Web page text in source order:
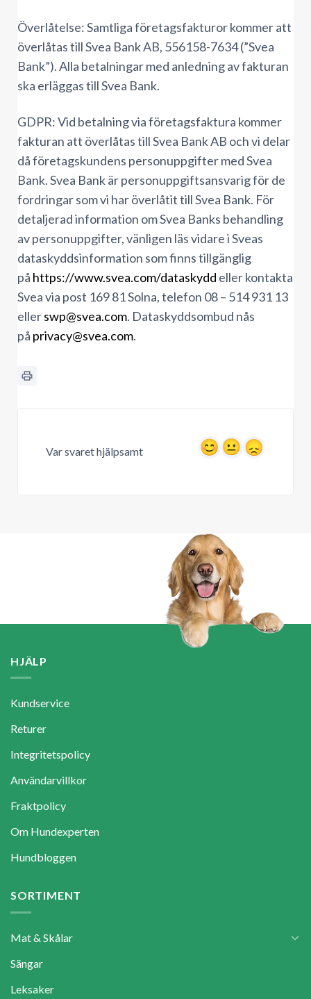
Överlåtelse: Samtliga företagsfakturor kommer att
överlåtas till Svea Bank AB, 556158-7634 (”Svea
Bank”). Alla betalningar med anledning av fakturan
ska erläggas till Svea Bank.
GDPR: Vid betalning via företagsfaktura kommer
fakturan att överlåtas till Svea Bank AB och vi delar
då företagskundens personuppgifter med Svea
Bank. Svea Bank är personuppgiftsansvarig för de
fordringar som vi har överlåtit till Svea Bank. För
detaljerad information om Svea Banks behandling
av personuppgifter, vänligen läs vidare i Sveas
dataskyddsinformation som finns tillgänglig
på https://www.svea.com/dataskydd eller kontakta
Svea via post 169 81 Solna, telefon 08 – 514 931 13
ellerswp@svea.com. Dataskyddsombud nås
på privacy@svea.com.
Var svaret hjälpsamt
HJÄLP
Kundservice
Returer
Integritetspolicy
Användarvillkor
Fraktpolicy
Om Hundexperten
Hundbloggen
SORTIMENT
Mat & Skålar
Sängar
Leksaker